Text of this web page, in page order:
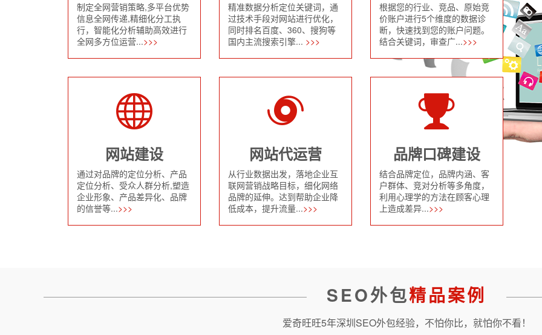
制定全网营销策略,多平台优势
信息全网传递,精细化分工执
行，智能化分析辅助高效进行
全网多方位运营...>>>
精准数据分析定位关键词，通
过技术手段对网站进行优化，
同时排名百度、360、搜狗等
国内主流搜索引擎... >>>
根据您的行业、竞品、原始竞
价账户进行5个维度的数据诊
断，快速找到您的账户问题。
结合关键词，审查广...>>>
网站建设
通过对品牌的定位分析、产品
定位分析、受众人群分析,塑造
企业形象、产品差异化、品牌
的信誉等...>>>
网站代运营
从行业数据出发，落地企业互
联网营销战略目标，细化网络
品牌的延伸。达到帮助企业降
低成本，提升流量...>>>
品牌口碑建设
结合品牌定位，品牌内涵、客
户群体、竞对分析等多角度，
利用心理学的方法在顾客心理
上造成差异...>>>
SEO外包精品案例
爱奇旺旺5年深圳SEO外包经验，不怕你比，就怕你不看！